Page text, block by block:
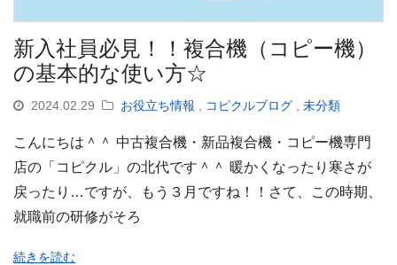
新入社員必見！！複合機（コピー機）
の基本的な使い方☆
2024.02.29 お役立ち情報 コピクルブログ 未分類
こんにちは＾＾ 中古複合機・新品複合機・コピー機専門
店の「コピクル」の北代です＾＾ 暖かくなったり寒さが
戻ったり…ですが、もう３月ですね！！さて、この時期、
就職前の研修がそろ
続きを読む